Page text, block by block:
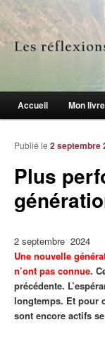
Les
Le blogue des aînés de
Menu principal
Aller au contenu
Aller au contenu
Accueil Mon livre
Plus
Publié le 2 septembre
2 septembre 2024
Une nouvelle
n’ont pas connue.
précédente.
longtemps. Et pour
sont encore actifs